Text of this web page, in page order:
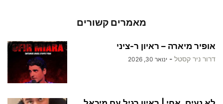
מאמרים קשורים
אופיר מיארה – ראיון ר-ציני
דרור ניר קסטל - ינואר 30, 2026